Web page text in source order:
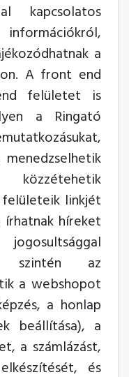
kapcsolatos
a
A front end
felületet is
a Ringató
linkjét
híreket
szintén az
a webshopot
a honlap
beállítása), a
a számlázást,
és